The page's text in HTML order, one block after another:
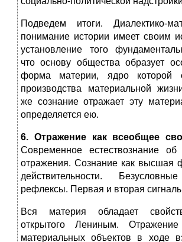
Подведем итоги. Диалектико-
понимание истории имеет своим
установление того
что основу общества образует
форма материи, ядро которой
производства материальной
же сознание отражает эту
определяется ею.
6. Отражение как всеобщее
Современное естествознание
отражения. Сознание как высшая
действительности.
рефлексы. Первая и вторая
Вся материя обладает
открытого Лениным.
материальных объектов в ходе